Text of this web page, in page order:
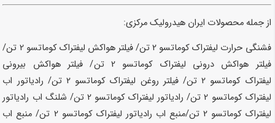
از جمله محصولات ایران هیدرولیک مرکزی:
فشنگی حرارت لیفتراک کوماتسو 2 تن/ فیلتر هواکش لیفتراک کوماتسو
2 تن
/
فیلتر هواکش درونی لیفتراک کوماتسو 2 تن
/ فیلتر هواکش بیرونی
لیفتراک کوماتسو
/ فیلتر روغن لیفتراک کوماتسو
/ رادیاتور اب
لیفتراک کوماتسو
/ رادیاتور لیفتراک کوماتسو 2 تن
/ شلنگ اب رادیاتور
لیفتراک کوماتسو 2 تن /منبع اب رادیاتور لیفتراک کوماتسو 2 تن
/ منبع اب